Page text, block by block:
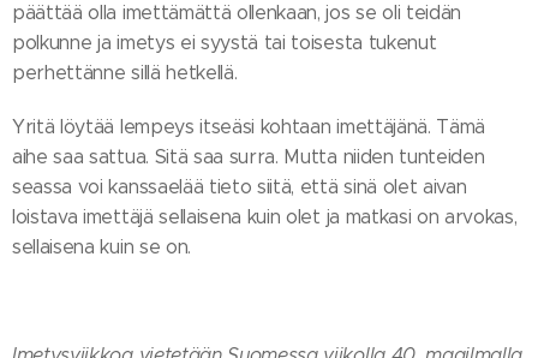
päättää olla imettämättä ollenkaan, jos se oli teidän
polkunne ja imetys ei syystä tai toisesta tukenut
perhettänne sillä hetkellä.
Yritä löytää lempeys itseäsi kohtaan imettäjänä. Tämä
aihe saa sattua. Sitä saa surra. Mutta niiden tunteiden
seassa voi kanssaelää tieto siitä, että sinä olet aivan
loistava imettäjä sellaisena kuin olet ja matkasi on arvokas,
sellaisena kuin se on.